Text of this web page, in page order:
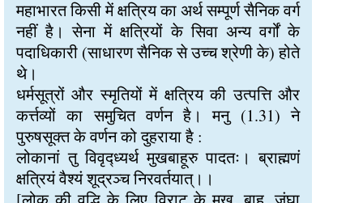
महाभारत किसी में क्षत्रिय का अर्थ सम्पूर्ण सैनिक वर्ग
नहीं है। सेना में क्षत्रियों के सिवा अन्य वर्गों के
पदाधिकारी (साधारण सैनिक से उच्च श्रेणी के) होते
थे।
धर्मसूत्रों और स्मृतियों में क्षत्रिय की उत्पत्ति और
कर्त्तव्यों का समुचित वर्णन है। मनु (1.31) ने
पुरुषसूक्त के वर्णन को दुहराया है :
लोकानां तु विवृद्ध्यर्थ मुखबाहूरु पादतः। ब्राह्मणं
क्षत्रियं वैश्यं शूद्रञ्च निरवर्तयात्।।